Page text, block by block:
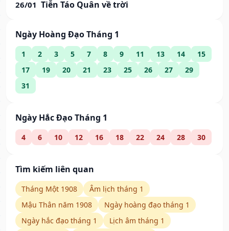
26/01 Tiễn Táo Quân về trời
Ngày Hoàng Đạo Tháng 1
1 2 3 5 7 8 9 11 13 14
15
17
19 20 21 23 25 26 27
29
31
Ngày Hắc Đạo Tháng 1
4 6 10 12 16 18 22 24 28 30
Tìm kiếm liên quan
Tháng Một 1908
Âm lịch tháng 1
Mậu Thân năm 1908
Ngày hoàng đạo tháng 1
Ngày hắc đạo tháng 1
Lịch âm tháng 1